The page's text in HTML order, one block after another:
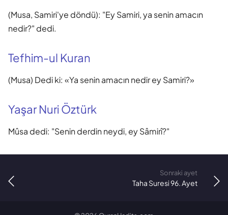
(Musa, Samiri'ye döndü): "Ey Samiri, ya senin amacın
nedir?" dedi.
Tefhim-ul Kuran
(Musa) Dedi ki: «Ya senin amacın nedir ey Samiri?»
Yaşar Nuri Öztürk
Mûsa dedi: "Senin derdin neydi, ey Sâmirî?"
Sonraki ayet
Taha Suresi 96. Ayet